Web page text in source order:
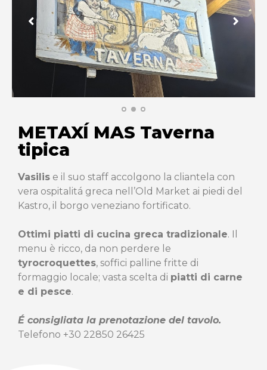
METAXÍ MAS Taverna
tipica
Vasilis e il suo staff accolgono la cliantela con
vera ospitalitá greca nell’Old Market ai piedi del
Kastro, il borgo veneziano fortificato.
Ottimi piatti di cucina greca tradizionale. Il
menu è ricco, da non perdere le
tyrocroquettes, soffici palline fritte di
formaggio locale; vasta scelta di piatti di carne
e di pesce.
É consigliata la prenotazione del tavolo.
Telefono +30 22850 26425